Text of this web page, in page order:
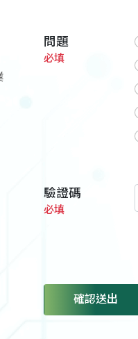
問題
必填
驗證碼
必填
確認送出